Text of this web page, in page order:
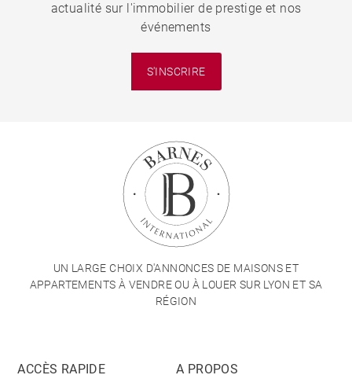
actualité sur l'immobilier de prestige et nos
événements
S'INSCRIRE
UN LARGE CHOIX D'ANNONCES DE MAISONS ET
APPARTEMENTS À VENDRE OU À LOUER SUR LYON ET SA
RÉGION
ACCÈS RAPIDE
A PROPOS